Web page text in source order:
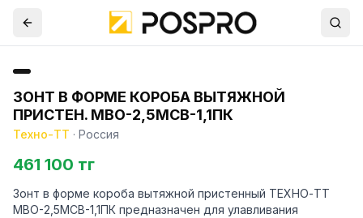
ЗОНТ В ФОРМЕ КОРОБА ВЫТЯЖНОЙ
ПРИСТЕН. МВО-2,5МСВ-1,1ПК
Техно-ТТ · Россия
461 100 тг
Зонт в форме короба вытяжной пристенный ТЕХНО-ТТ
МВО-2,5МСВ-1,1ПК предназначен для улавливания